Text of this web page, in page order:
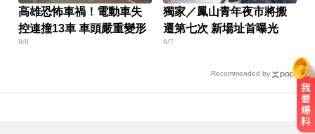
高雄恐怖車禍！電動車失
控連撞13車 車頭嚴重變形
8/8
獨家／鳳山青年夜市將搬
遷第七次 新場址首曝光
8/7
Recommended by